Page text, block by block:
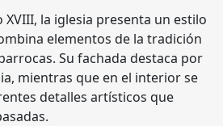
la iglesia presenta un estilo
elementos de la tradición
Su fachada destaca por
mientras que en el interior se
detalles artísticos que